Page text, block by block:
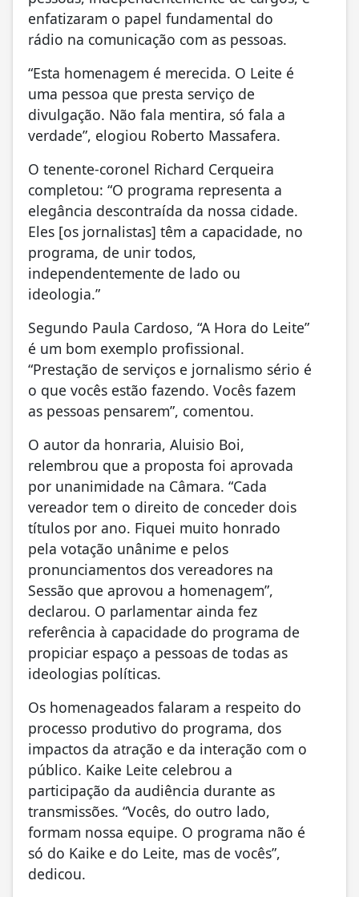
enfatizaram o papel fundamental do
rádio na comunicação com as pessoas.
“Esta homenagem é merecida. O Leite é
uma pessoa que presta serviço de
divulgação. Não fala mentira, só fala a
verdade”, elogiou Roberto Massafera.
O tenente-coronel Richard Cerqueira
completou: “O programa representa a
elegância descontraída da nossa cidade.
Eles [os jornalistas] têm a capacidade, no
programa, de unir todos,
independentemente de lado ou
ideologia.”
Segundo Paula Cardoso, “A Hora do Leite”
é um bom exemplo profissional.
“Prestação de serviços e jornalismo sério é
o que vocês estão fazendo. Vocês fazem
as pessoas pensarem”, comentou.
O autor da honraria, Aluisio Boi,
relembrou que a proposta foi aprovada
por unanimidade na Câmara. “Cada
vereador tem o direito de conceder dois
títulos por ano. Fiquei muito honrado
pela votação unânime e pelos
pronunciamentos dos vereadores na
Sessão que aprovou a homenagem”,
declarou. O parlamentar ainda fez
referência à capacidade do programa de
propiciar espaço a pessoas de todas as
ideologias políticas.
Os homenageados falaram a respeito do
processo produtivo do programa, dos
impactos da atração e da interação com o
público. Kaike Leite celebrou a
participação da audiência durante as
transmissões. “Vocês, do outro lado,
formam nossa equipe. O programa não é
só do Kaike e do Leite, mas de vocês”,
dedicou.